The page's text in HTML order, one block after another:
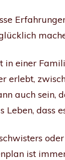
in einer
erlebt,
auch sein,
Leben, dass
ist